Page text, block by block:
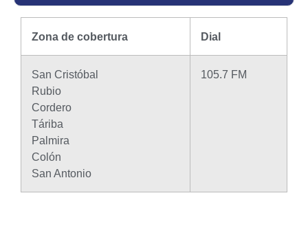
Zona de cobertura Dial
San Cristóbal
Rubio
Cordero
Táriba
Palmira
Colón
San Antonio
105.7 FM